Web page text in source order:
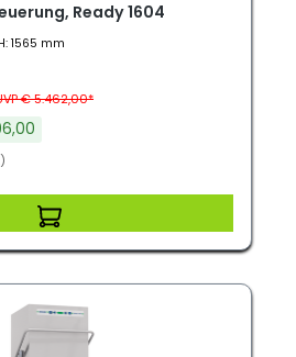
Ready 1604
1565 mm
€ 5.462,00*